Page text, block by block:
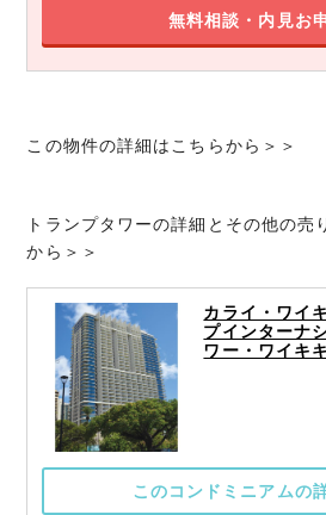
無料相談・内見お
この物件の詳細はこちらから＞＞
トランプタワーの詳細とその他の売
から＞＞
カライ・ワイ
プインターナ
ワー・ワイキ
このコンドミニアムの